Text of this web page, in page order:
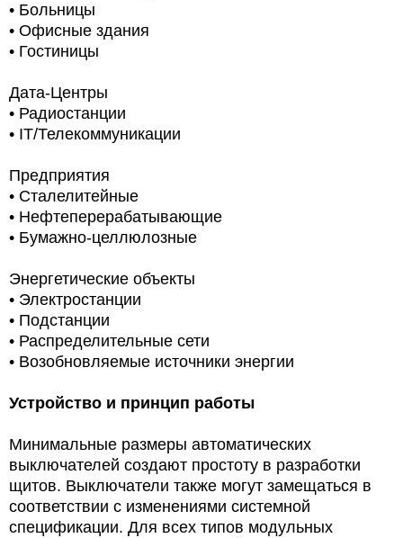
• Больницы
• Офисные здания
• Гостиницы
Дата-Центры
• Радиостанции
• IT/Телекоммуникации
Предприятия
• Сталелитейные
• Нефтеперерабатывающие
• Бумажно-целлюлозные
Энергетические объекты
• Электростанции
• Подстанции
• Распределительные сети
• Возобновляемые источники энергии
Устройство и принцип работы
Минимальные размеры автоматических
выключателей создают простоту в разработки
щитов. Выключатели также могут замещаться в
соответствии с изменениями системной
спецификации. Для всех типов модульных